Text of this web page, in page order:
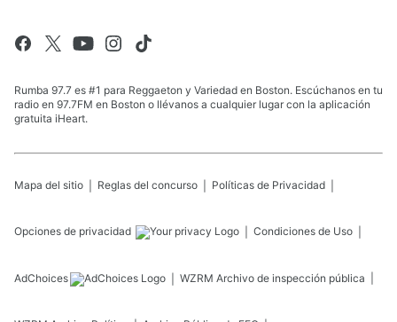
Rumba 97.7 es #1 para Reggaeton y Variedad en Boston. Escúchanos en tu
radio en 97.7FM en Boston o llévanos a cualquier lugar con la aplicación
gratuita iHeart.
Mapa del sitio Reglas del concurso Políticas de Privacidad
Opciones de privacidad Condiciones de Uso
AdChoices WZRM Archivo de inspección pública